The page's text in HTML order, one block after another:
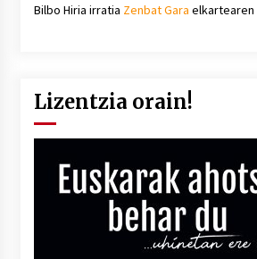
Bilbo Hiria irratia Zenbat Gara elkartearen
Lizentzia orain!